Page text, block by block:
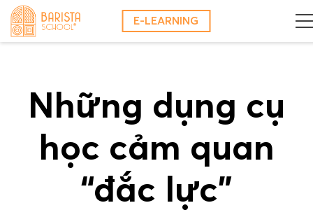
Skip
content
E-LEARNING
Những dụng cụ
học cảm quan
“đắc lực”